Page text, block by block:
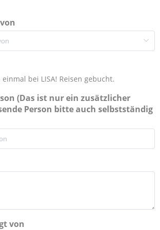
bei LISA! Reisen gebucht.
(Das ist nur ein zusätzlicher
Person bitte auch selbstständig
von